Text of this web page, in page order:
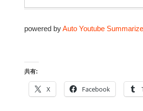
powered byAuto Youtube Summarize
共有:
X Facebook